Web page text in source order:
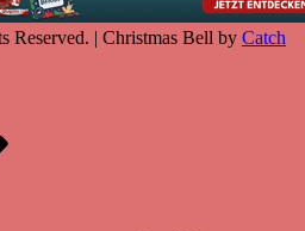
Reserved. | Christmas Bell by Catch